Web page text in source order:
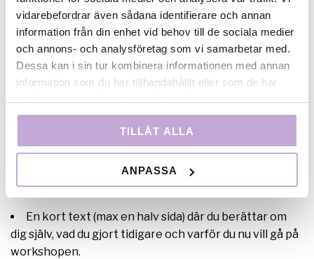
vidarebefordrar även sådana identifierare och annan
information från din enhet vid behov till de sociala medier
och annons- och analysföretag som vi samarbetar med.
Dessa kan i sin tur kombinera informationen med annan
information som du har tillhandahållit eller som de har
samlat in när du har använt deras tjänster.
TILLÅT ALLA
ANPASSA
och berättande, men du behöver inte ha gjort film
alls tidigare. Ditt kortfilmsprojekt kan vara fiktion
eller hybrid. För att söka behöver du vara bosatt och
verksam i Stockholms län. Det går att söka ensam
eller tillsammans med dina medskapare.
Så söker du
Mejla din ansökan till
workshop.nyaroster@filmstockholm.se
En kort text (max en halv sida) där du berättar om
dig själv, vad du gjort tidigare och varför du nu vill gå på
workshopen.